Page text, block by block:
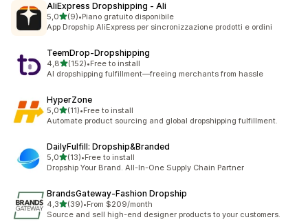
AliExpress Dropshipping ‑ Ali
5,0stelle su 5
(9)
9 recensioni totali
•Piano gratuito disponibile
App Dropship AliExpress per sincronizzazione prodotti e ordini
TeemDrop‑Dropshipping
4,8stelle su 5
(152)
152 recensioni totali
•Free to install
AI dropshipping fulfillment—freeing merchants from hassle
HyperZone
5,0stelle su 5
(11)
11 recensioni totali
•Free to install
Automate product sourcing and global dropshipping fulfillment.
DailyFulfill: Dropship&Branded
5,0stelle su 5
(13)
13 recensioni totali
•Free to install
Dropship Your Brand. All-In-One Supply Chain Partner
BrandsGateway‑Fashion Dropship
4,3stelle su 5
(39)
39 recensioni totali
•From $209/month
Source and sell high-end designer products to your customers.